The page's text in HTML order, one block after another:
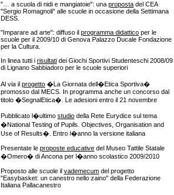
"… a scuola di nidi e mangiatoie": una proposta del CEA
"Sergio Romagnoli" alle scuole in occasione della Settimana
DESS.
"Imparare ad arte": diffuso il programma didattico per le
scuole per il 2009/10 di Genova Palazzo Ducale Fondazione
per la Cultura.
In linea tutti i risultati dei Giochi Sportivi Studenteschi 2008/09
di Lignano Sabbiadoro per le scuole superiori
Al via il progetto �La Giornata dell�Etica Sportiva�
promosso dal MECS. In programma anche un concorso dal
titolo �SegnalEtica�. Le adesioni entro il 21 novembre
Pubblicato l�ultimo studio della Rete Eurydice sul tema
�National Testing of Pupils. Objectives, Organisation and
Use of Results�. Entro l�anno la versione italiana
Presentate le proposte educative del Museo Tattile Statale
�Omero� di Ancona per l�anno scolastico 2009/2010
Proposto alle scuole il vademecum del progetto
"Easybasket: un canestro nello zaino" della Federazione
Italiana Pallacanestro